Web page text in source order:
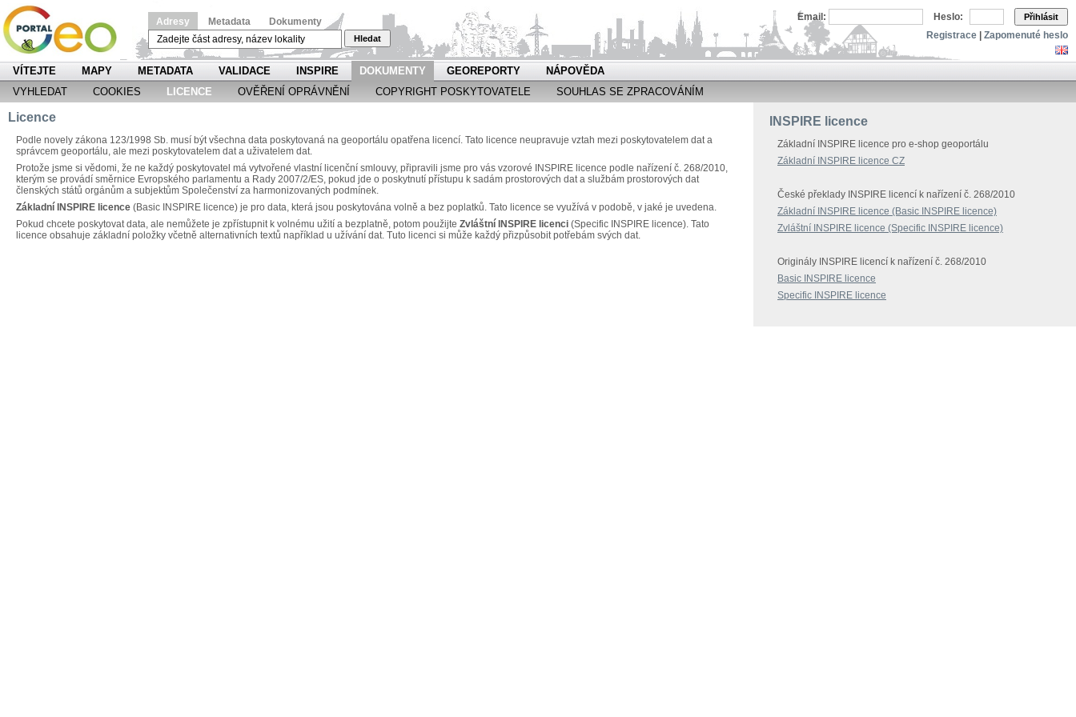
Adresy Metadata Dokumenty
Hledat
Email: Heslo: Přihlásit
Registrace Zapomenuté heslo
VÍTEJTE MAPY METADATA VALIDACE INSPIRE DOKUMENTY GEOREPORTY
NÁPOVĚDA
VYHLEDAT
COOKIES LICENCE OVĚŘENÍ OPRÁVNĚNÍ COPYRIGHT POSKYTOVATELE SOUHLAS SE ZPRACOVÁNÍM
Licence
Podle novely zákona 123/1998 Sb. musí být všechna data poskytovaná na geoportálu opatřena licencí. Tato licence neupravuje vztah mezi poskytovatelem dat a
správcem geoportálu, ale mezi poskytovatelem dat a uživatelem dat.
Protože jsme si vědomi, že ne každý poskytovatel má vytvořené vlastní licenční smlouvy, připravili jsme pro vás vzorové INSPIRE licence podle nařízení č. 268/2010,
kterým se provádí směrnice Evropského parlamentu a Rady 2007/2/ES, pokud jde o poskytnutí přístupu k sadám prostorových dat a službám prostorových dat
členských států orgánům a subjektům Společenství za harmonizovaných podmínek.
Základní INSPIRE licence (Basic INSPIRE licence) je pro data, která jsou poskytována volně a bez poplatků. Tato licence se využívá v podobě, v jaké je uvedena.
Pokud chcete poskytovat data, ale nemůžete je zpřístupnit k volnému užití a bezplatně, potom použijte Zvláštní INSPIRE licenci (Specific INSPIRE licence). Tato
licence obsahuje základní položky včetně alternativních textů například u užívání dat. Tuto licenci si může každý přizpůsobit potřebám svých dat.
INSPIRE licence
Základní INSPIRE licence pro e-shop geoportálu
Základní INSPIRE licence CZ
České překlady INSPIRE licencí k nařízení č. 268/2010
Základní INSPIRE licence (Basic INSPIRE licence)
Zvláštní INSPIRE licence (Specific INSPIRE licence)
Originály INSPIRE licencí k nařízení č. 268/2010
Basic INSPIRE licence
Specific INSPIRE licence